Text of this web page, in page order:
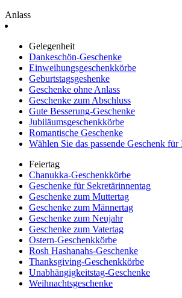
Anlass
Gelegenheit
Dankeschön-Geschenke
Einweihungsgeschenkkörbe
Geburtstagsgeshenke
Geschenke ohne Anlass
Geschenke zum Abschluss
Gute Besserung-Geschenke
Jubiläumsgeschenkkörbe
Romantische Geschenke
Wählen Sie das passende Geschenk für
Feiertag
Chanukka-Geschenkkörbe
Geschenke für Sekretärinnentag
Geschenke zum Muttertag
Geschenke zum Männertag
Geschenke zum Neujahr
Geschenke zum Vatertag
Ostern-Geschenkkörbe
Rosh Hashanahs-Geschenke
Thanksgiving-Geschenkkörbe
Unabhängigkeitstag-Geschenke
Weihnachtsgeschenke